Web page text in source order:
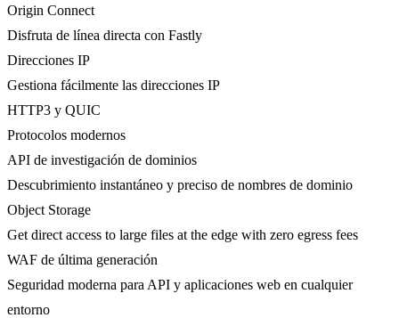
Origin Connect
Disfruta de línea directa con Fastly
Direcciones IP
Gestiona fácilmente las direcciones IP
HTTP3 y QUIC
Protocolos modernos
API de investigación de dominios
Descubrimiento instantáneo y preciso de nombres de dominio
Object Storage
Get direct access to large files at the edge with zero egress fees
WAF de última generación
Seguridad moderna para API y aplicaciones web en cualquier
entorno